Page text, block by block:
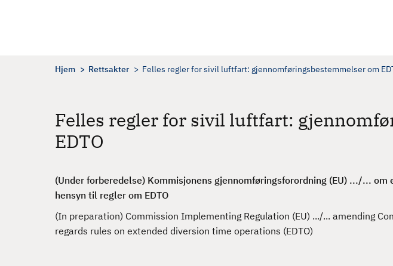
Hjem Rettsakter Felles regler for sivil luftfart: gjennomføringsbestemmelser om
Felles regler for sivil luftfart:
EDTO
(Under forberedelse) Kommisjonens gjennomføringsforordning (EU) .../... om
hensyn til regler om EDTO
(In preparation) Commission Implementing Regulation (EU) .../... amending
regards rules on extended diversion time operations (EDTO)